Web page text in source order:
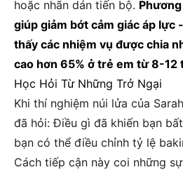
hoặc nhãn dán tiến bộ.
giúp giảm bớt cảm giác áp lực
thấy các nhiệm vụ được chia
cao hơn 65% ở trẻ em từ 8-12
Học Hỏi Từ Những Trở Ngại
Khi thí nghiệm núi lửa của
đã hỏi: Điều gì đã khiến bạn
bạn có thể điều chỉnh tỷ lệ
Cách tiếp cận này coi những